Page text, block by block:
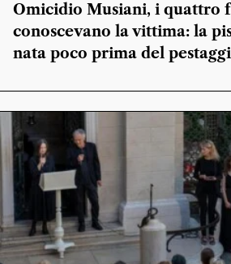
Omicidio Musiani, i quattro
conoscevano la vittima: la
nata poco prima del